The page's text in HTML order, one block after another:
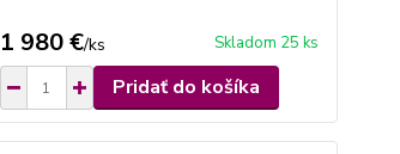
1 980 €/ks Skladom 25 ks
Pridať do košíka